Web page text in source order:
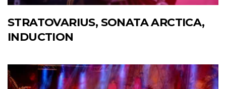
STRATOVARIUS, SONATA ARCTICA,
INDUCTION